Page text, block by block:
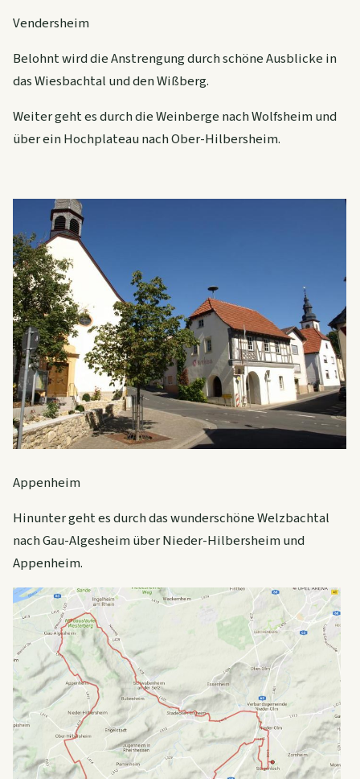
Vendersheim
Belohnt wird die Anstrengung durch schöne Ausblicke in
das Wiesbachtal und den Wißberg.
Weiter geht es durch die Weinberge nach Wolfsheim und
über ein Hochplateau nach Ober-Hilbersheim.
Appenheim
Hinunter geht es durch das wunderschöne Welzbachtal
nach Gau-Algesheim über Nieder-Hilbersheim und
Appenheim.